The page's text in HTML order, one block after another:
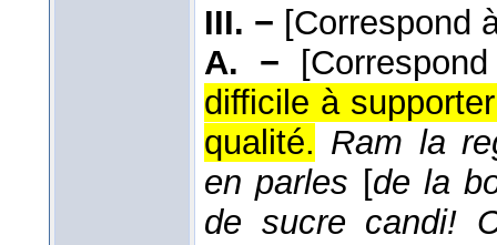
III. − [Correspond
A. −
difficile à
qualité. Ram la
en parles [de la
de sucre candi!